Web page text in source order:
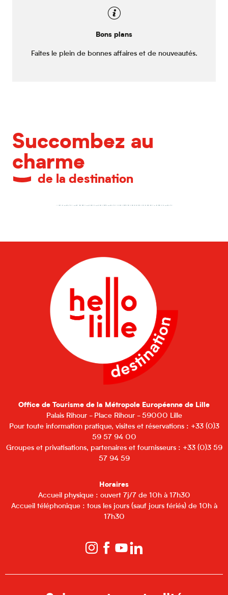
Bons plans
Faites le plein de bonnes affaires et de nouveautés.
Succombez au
charme
de la destination
Des expériences incontournables
Office de Tourisme de la Métropole Européenne de Lille
Palais Rihour - Place Rihour - 59000 Lille
Pour toute information pratique, visites et réservations : +33 (0)3
59 57 94 00
Groupes et privatisations, partenaires et fournisseurs : +33 (0)3 59
57 94 59
Horaires
Accueil physique : ouvert 7j/7 de 10h à 17h30
Accueil téléphonique : tous les jours (sauf jours fériés) de 10h à
17h30